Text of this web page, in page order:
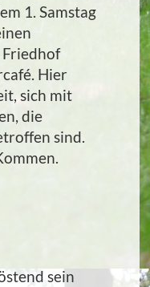
1. Samstag
Friedhof
Hier
sich mit
die
sind.
sein